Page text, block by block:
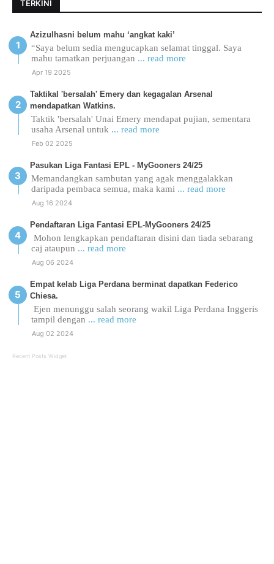
TERKINI
Azizulhasni belum mahu ‘angkat kaki’
“Saya belum sedia mengucapkan selamat tinggal. Saya
mahu tamatkan perjuangan ... read more
Apr 19 2025
Taktikal 'bersalah' Emery dan kegagalan Arsenal
mendapatkan Watkins.
Taktik 'bersalah' Unai Emery mendapat pujian, sementara
usaha Arsenal untuk ... read more
Feb 02 2025
Pasukan Liga Fantasi EPL - MyGooners 24/25
Memandangkan sambutan yang agak menggalakkan
daripada pembaca semua, maka kami ... read more
Aug 16 2024
Pendaftaran Liga Fantasi EPL-MyGooners 24/25
Mohon lengkapkan pendaftaran disini dan tiada sebarang
caj ataupun ... read more
Aug 06 2024
Empat kelab Liga Perdana berminat dapatkan Federico
Chiesa.
Ejen menunggu salah seorang wakil Liga Perdana Inggeris
tampil dengan ... read more
Aug 02 2024
Recent Posts Widget